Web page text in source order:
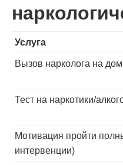
Услуга
Вызов нарколога на дом
Тест на наркотики/
Мотивация пройти
интервенции)